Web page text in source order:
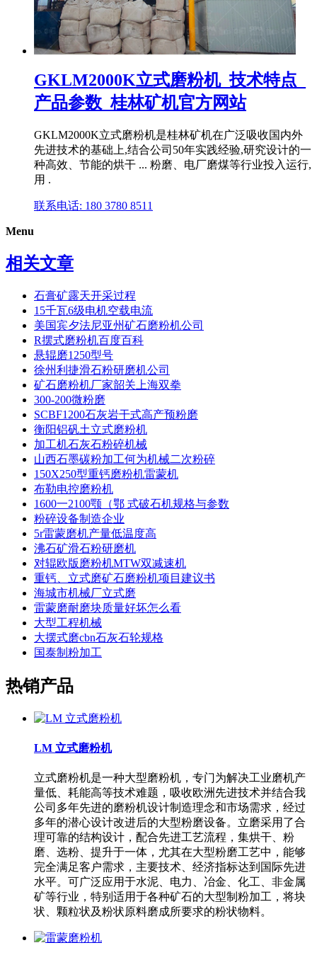
GKLM2000K立式磨粉机_技术特点_
产品参数_桂林矿机官方网站
GKLM2000K立式磨粉机是桂林矿机在广泛吸收国内外
先进技术的基础上,结合公司50年实践经验,研究设计的一
种高效、节能的烘干 ... 粉磨、电厂磨煤等行业投入运行,
用 .
联系电话: 180 3780 8511
Menu
相关文章
石膏矿露天开采过程
15千瓦6级电机空载电流
美国宾夕法尼亚州矿石磨粉机公司
R摆式磨粉机百度百科
悬辊磨1250型号
徐州利捷滑石粉研磨机公司
矿石磨粉机厂家韶关上海双拳
300-200微粉磨
SCBF1200石灰岩干式高产预粉磨
衡阳铝矾土立式磨粉机
加工机石灰石粉碎机械
山西石墨碳粉加工何为机械二次粉碎
150X250型重钙磨粉机雷蒙机
布勒电控磨粉机
1600一2100颚（鄂 式破石机规格与参数
粉碎设备制造企业
5r雷蒙磨机产量低温度高
沸石矿滑石粉研磨机
对辊欧版磨粉机MTW双减速机
重钙、立式磨矿石磨粉机项目建议书
海城市机械厂立式磨
雷蒙磨耐磨块质量好坏怎么看
大型工程机械
大摆式磨cbn石灰石轮规格
国泰制粉加工
热销产品
LM 立式磨粉机
立式磨粉机是一种大型磨粉机，专门为解决工业磨机产
量低、耗能高等技术难题，吸收欧洲先进技术并结合我
公司多年先进的磨粉机设计制造理念和市场需求，经过
多年的潜心设计改进后的大型粉磨设备。立磨采用了合
理可靠的结构设计，配合先进工艺流程，集烘干、粉
磨、选粉、提升于一体，尤其在大型粉磨工艺中，能够
完全满足客户需求，主要技术、经济指标达到国际先进
水平。可广泛应用于水泥、电力、冶金、化工、非金属
矿等行业，特别适用于各种矿石的大型制粉加工，将块
状、颗粒状及粉状原料磨成所要求的粉状物料。